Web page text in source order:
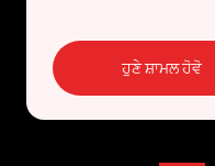
ਹੁਣੇ ਸ਼ਾਮਲ ਹੋਵੋ